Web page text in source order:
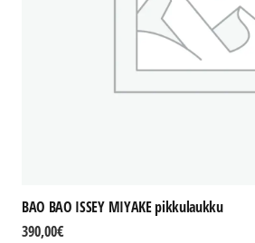
BAO BAO ISSEY MIYAKE pikkulaukku
390,00€